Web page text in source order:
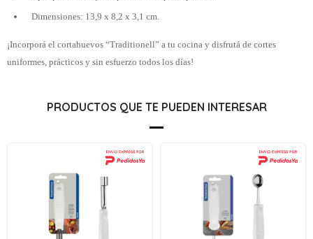
Dimensiones: 13,9 x 8,2 x 3,1 cm.
¡Incorporá el cortahuevos “Traditionell” a tu cocina y disfrutá de cortes
uniformes, prácticos y sin esfuerzo todos los días!
PRODUCTOS QUE TE PUEDEN INTERESAR